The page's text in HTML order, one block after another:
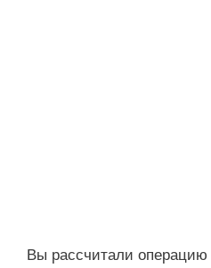
Вы рассчитали операцию